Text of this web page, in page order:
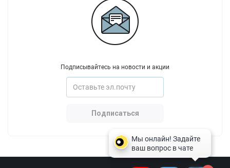
Подписывайтесь на новости и акции
Подписаться